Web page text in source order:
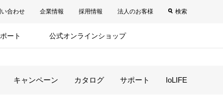
合わせ 企業情報 採用情報 法人のお客様 検索
ート 公式オンラインショップ
キャンペーン カタログ サポート IoLIFE